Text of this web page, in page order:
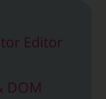
Editor
DOM